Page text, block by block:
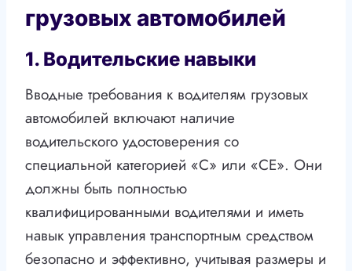
грузовых автомобилей
1. Водительские навыки
Вводные требования к водителям грузовых
автомобилей включают наличие
водительского удостоверения со
специальной категорией «С» или «СЕ». Они
должны быть полностью
квалифицированными водителями и иметь
навык управления транспортным средством
безопасно и эффективно, учитывая размеры и